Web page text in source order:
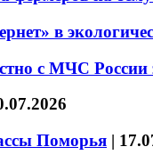
в
с МЧС России
Поморья |